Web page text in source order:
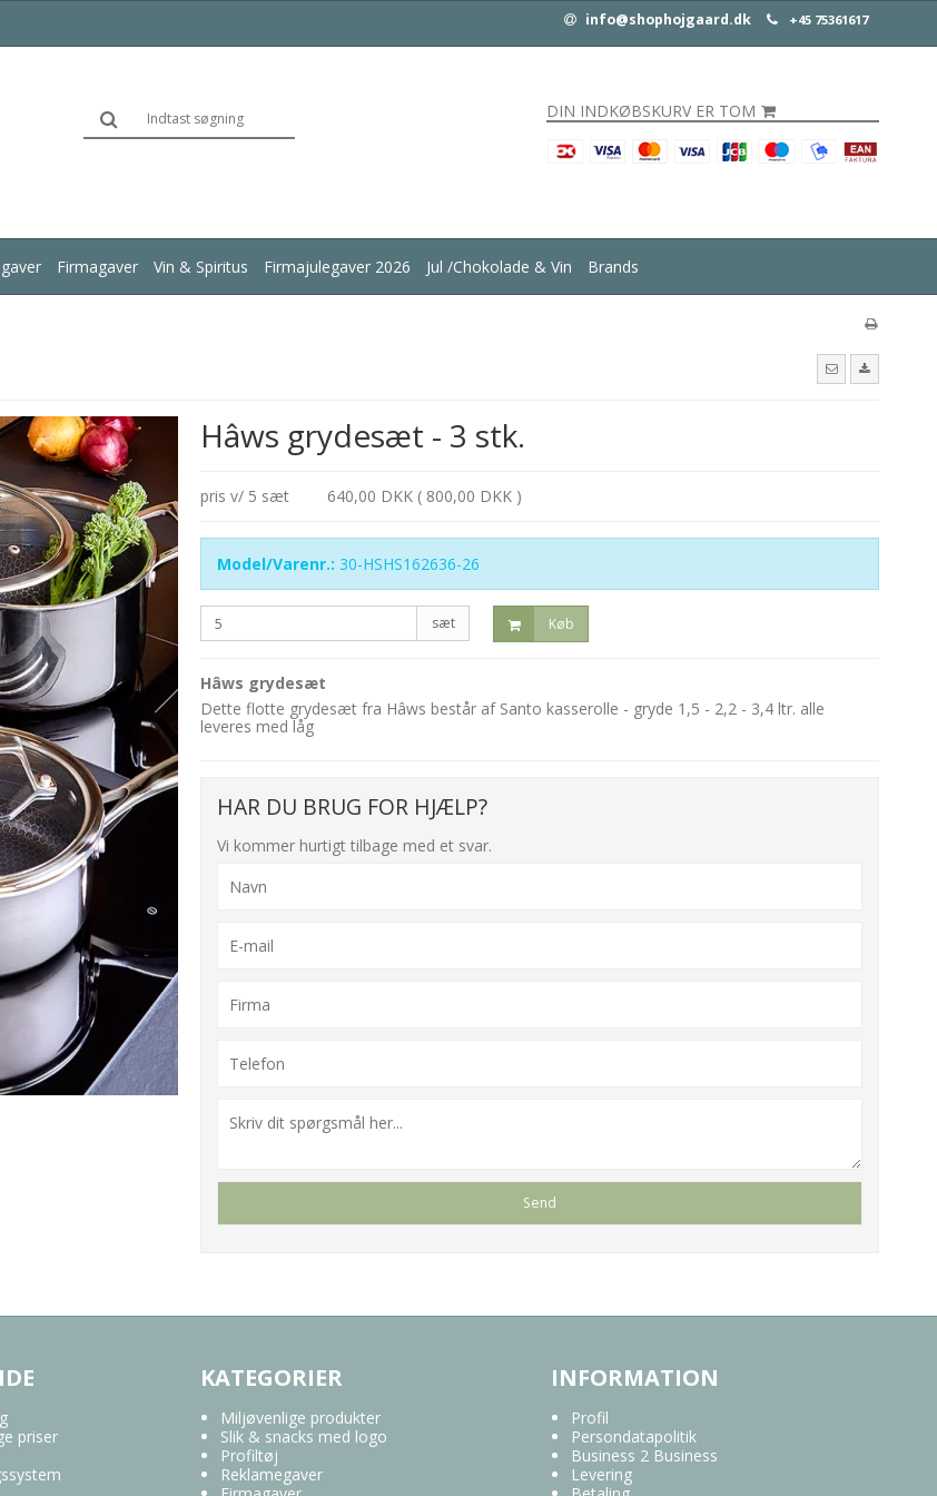
info@shophojgaard.dk +45 75361617
DIN INDKØBSKURV ER TOM
Firmagaver Vin & Spiritus Firmajulegaver 2026 Jul /Chokolade & Vin Brands
Hâws grydesæt - 3 stk.
pris v/ 5 sæt 640,00 DKK ( 800,00 DKK )
Model/Varenr.: 30-HSHS162636-26
sæt Køb
Hâws grydesæt
Dette flotte grydesæt fra Hâws består af Santo kasserolle - gryde 1,5 - 2,2 - 3,4 ltr. alle
leveres med låg
HAR DU BRUG FOR HJÆLP?
Vi kommer hurtigt tilbage med et svar.
priser
KATEGORIER
Miljøvenlige produkter
Slik & snacks med logo
Profiltøj
Reklamegaver
INFORMATION
Profil
Persondatapolitik
Business 2 Business
Levering